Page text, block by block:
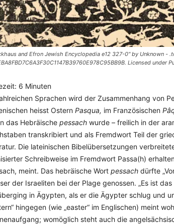
and Efron Jewish Encyclopedia e12 327-0" by Unknown -
Licensed under
6 Minuten
Sprachen wird der Zusammenhang von
heisst Ostern Pasqua, im Französischen
das Hebräische pessach wurde – freilich in der
transkribiert und als Fremdwort Teil der
Die lateinischen Bibelübersetzungen
Schreibweise im Fremdwort Passa(h)
meint. Das hebräische Wort pessach dürfte
der Israeliten bei der Plage genossen. „Es ist
in Ägypten, als er die Ägypter schlug und
hingegen (wie „easter“ im Englischen) meint
womöglich steht auch die